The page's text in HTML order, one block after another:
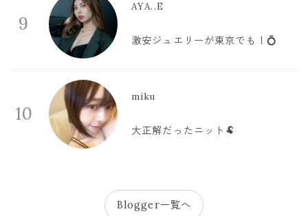
9
AYA..E
激安ジュエリーが東京でも！💍
10
miku
大正解だったニット🐏
Blogger一覧へ